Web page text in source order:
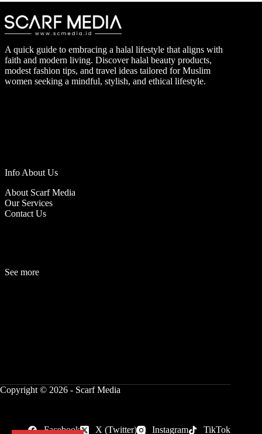
A quick guide to embracing a halal lifestyle that aligns with
faith and modern living. Discover halal beauty products,
modest fashion tips, and travel ideas tailored for Muslim
women seeking a mindful, stylish, and ethical lifestyle.
Info About Us
About Scarf Media
Our Services
Contact Us
See more
Copyright © 2026 - Scarf Media
Facebook X (Twitter) Instagram
TikTok